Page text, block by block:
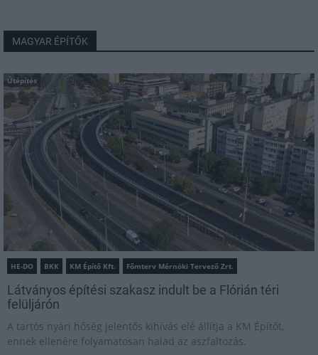
MAGYAR ÉPÍTŐK
Útépítés
HE-DO BKK KM Építő Kft. Főmterv Mérnöki Tervező Zrt.
Látványos építési szakasz indult be a Flórián téri
felüljárón
A tartós nyári hőség jelentős kihívás elé állítja a KM Építőt,
ennek ellenére folyamatosan halad az aszfaltozás.